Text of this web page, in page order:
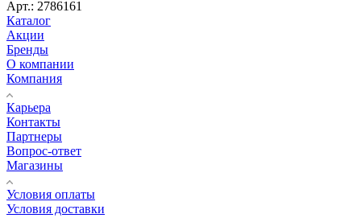
Арт.: 2786161
Каталог
Акции
Бренды
О компании
Компания
Карьера
Контакты
Партнеры
Вопрос-ответ
Магазины
Условия оплаты
Условия доставки